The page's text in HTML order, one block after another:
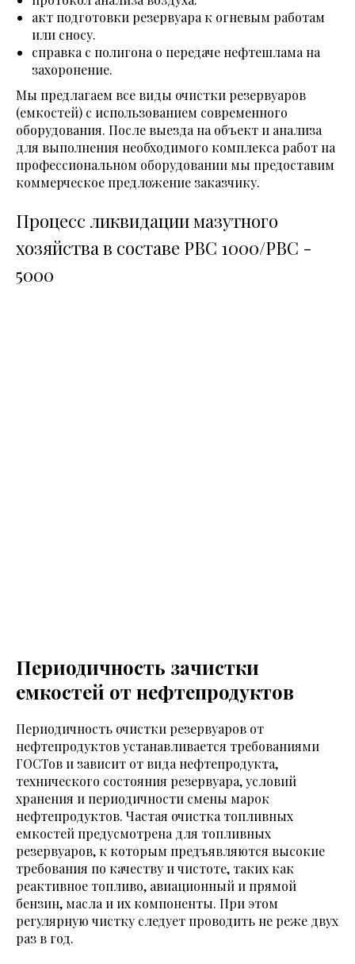
акт подготовки резервуара к огневым работам
или сносу.
справка с полигона о передаче нефтешлама на
захоронение.
Мы предлагаем все виды очистки резервуаров
(емкостей) с использованием современного
оборудования. После выезда на объект и анализа
для выполнения необходимого комплекса работ на
профессиональном оборудовании мы предоставим
коммерческое предложение заказчику.
Процесс ликвидации мазутного
хозяйства в составе РВС 1000/РВС -
5000
Периодичность зачистки
емкостей от нефтепродуктов
Периодичность очистки резервуаров от
нефтепродуктов устанавливается требованиями
ГОСТов и зависит от вида нефтепродукта,
технического состояния резервуара, условий
хранения и периодичности смены марок
нефтепродуктов. Частая очистка топливных
емкостей предусмотрена для топливных
резервуаров, к которым предъявляются высокие
требования по качеству и чистоте, таких как
реактивное топливо, авиационный и прямой
бензин, масла и их компоненты. При этом
регулярную чистку следует проводить не реже двух
раз в год.